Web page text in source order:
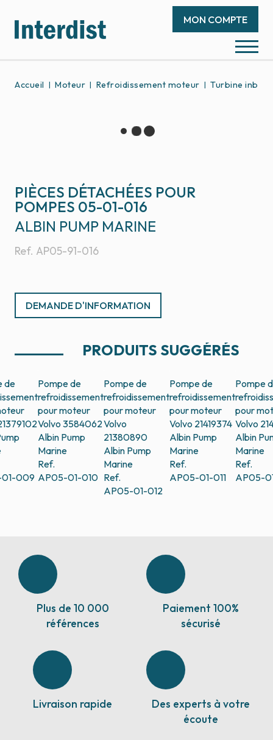
MON COMPTE
Accueil Moteur Refroidissement moteur Turbine
PIÈCES DÉTACHÉES POUR
POMPES 05-01-016
Ref. AP05-91-016
ALBIN PUMP MARINE
DEMANDE D'INFORMATION
PRODUITS SUGGÉRÉS
de
009
Pompe de
refroidissement
pour moteur
Volvo 3584062
Albin Pump
Marine
Ref.
AP05-01-010
Pompe de
refroidissement
pour moteur
Volvo
21380890
Albin Pump
Marine
Ref.
AP05-01-012
Pompe de
refroidissement
pour moteur
Volvo 21419374
Albin Pump
Marine
Ref.
AP05-01-011
Pompe
pour
Volvo
Albin
Marine
Ref.
AP05-
Plus de 10 000
références
Paiement 100%
sécurisé
Livraison rapide
Des experts à votre
écoute